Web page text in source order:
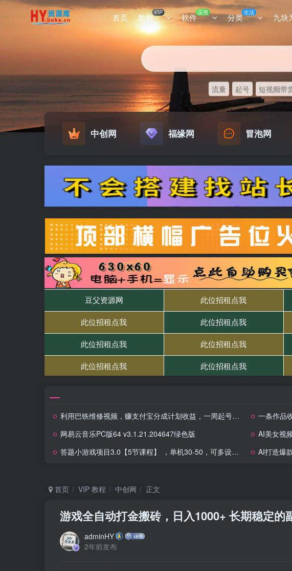
首页 教程VIP 软件 应用 分类生活 九块
流量 起号 短视频带
中创网 福缘网 冒泡网
利用巴铁维修视频，赚支付宝分成计划收益，一周起号，新手小白也能月入过W 一条作品收益
网易云音乐PC版64 v3.1.21.204647绿色版
AI美女视
答题小游戏项目3.0【5节课程】 ，单机30-50，可多设备放大操作
AI打造爆
首页 VIP 教程 中创网 正文
游戏全自动打金搬砖，日入1000+ 长期稳定的
adminHY
2年前发布